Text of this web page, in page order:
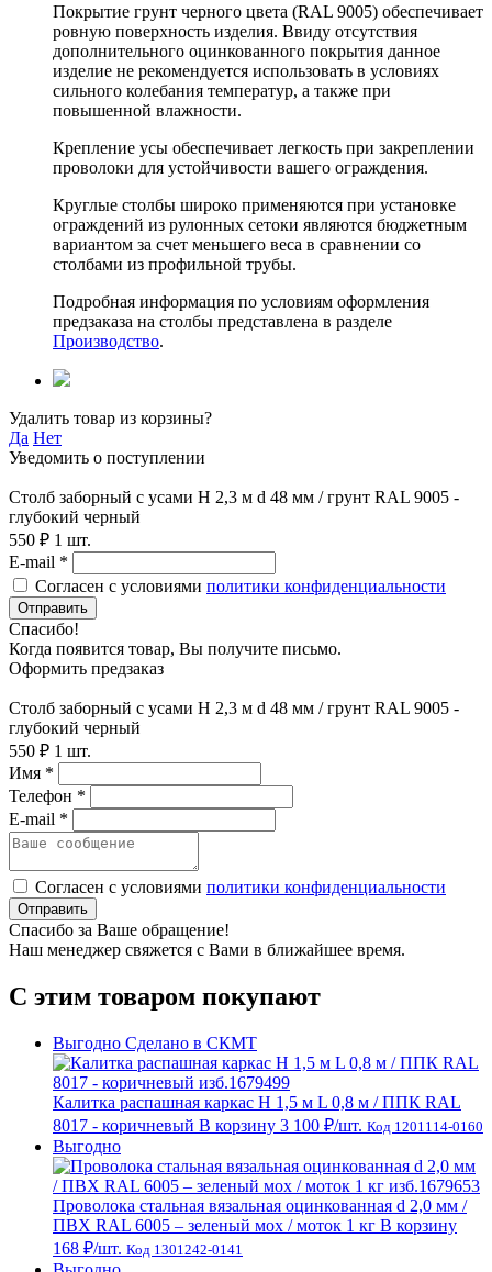
Покрытие грунт черного цвета (RAL 9005) обеспечивает
ровную поверхность изделия. Ввиду отсутствия
дополнительного оцинкованного покрытия данное
изделие не рекомендуется использовать в условиях
сильного колебания температур, а также при
повышенной влажности.
Крепление усы обеспечивает легкость при закреплении
проволоки для устойчивости вашего ограждения.
Круглые столбы широко применяются при установке
ограждений из рулонных сетоки являются бюджетным
вариантом за счет меньшего веса в сравнении со
столбами из профильной трубы.
Подробная информация по условиям оформления
предзаказа на столбы представлена в разделе
Производство.
Удалить товар из корзины?
Да Нет
Уведомить о поступлении
Столб заборный с усами H 2,3 м d 48 мм / грунт RAL 9005 -
глубокий черный
550 ₽ 1 шт.
E-mail *
Согласен с условиями политики конфиденциальности
Отправить
Спасибо!
Когда появится товар, Вы получите письмо.
Оформить предзаказ
Столб заборный с усами H 2,3 м d 48 мм / грунт RAL 9005 -
глубокий черный
550 ₽ 1 шт.
Имя *
Телефон *
E-mail *
Согласен с условиями политики конфиденциальности
Отправить
Спасибо за Ваше обращение!
Наш менеджер свяжется с Вами в ближайшее время.
С этим товаром покупают
Выгодно Сделано в СКМТ
Калитка распашная каркас Н 1,5 м L 0,8 м / ППК RAL
8017 - коричневый В корзину 3 100 ₽/шт. Код 1201114-0160
Выгодно
Проволока стальная вязальная оцинкованная d 2,0 мм /
ПВХ RAL 6005 – зеленый мох / моток 1 кг В корзину
168 ₽/шт. Код 1301242-0141